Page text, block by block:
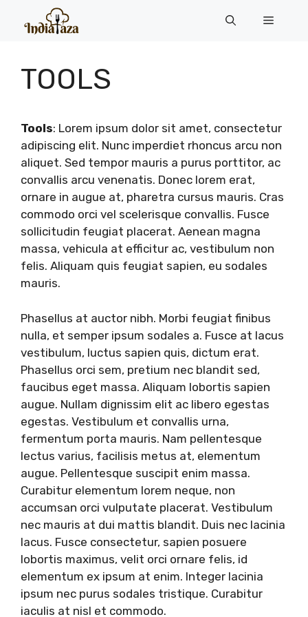
Menu
TOOLS
Tools: Lorem ipsum dolor sit amet, consectetur
adipiscing elit. Nunc imperdiet rhoncus arcu non
aliquet. Sed tempor mauris a purus porttitor, ac
convallis arcu venenatis. Donec lorem erat,
ornare in augue at, pharetra cursus mauris. Cras
commodo orci vel scelerisque convallis. Fusce
sollicitudin feugiat placerat. Aenean magna
massa, vehicula at efficitur ac, vestibulum non
felis. Aliquam quis feugiat sapien, eu sodales
mauris.
Phasellus at auctor nibh. Morbi feugiat finibus
nulla, et semper ipsum sodales a. Fusce at lacus
vestibulum, luctus sapien quis, dictum erat.
Phasellus orci sem, pretium nec blandit sed,
faucibus eget massa. Aliquam lobortis sapien
augue. Nullam dignissim elit ac libero egestas
egestas. Vestibulum et convallis urna,
fermentum porta mauris. Nam pellentesque
lectus varius, facilisis metus at, elementum
augue. Pellentesque suscipit enim massa.
Curabitur elementum lorem neque, non
accumsan orci vulputate placerat. Vestibulum
nec mauris at dui mattis blandit. Duis nec lacinia
lacus. Fusce consectetur, sapien posuere
lobortis maximus, velit orci ornare felis, id
elementum ex ipsum at enim. Integer lacinia
ipsum nec purus sodales tristique. Curabitur
iaculis at nisl et commodo.